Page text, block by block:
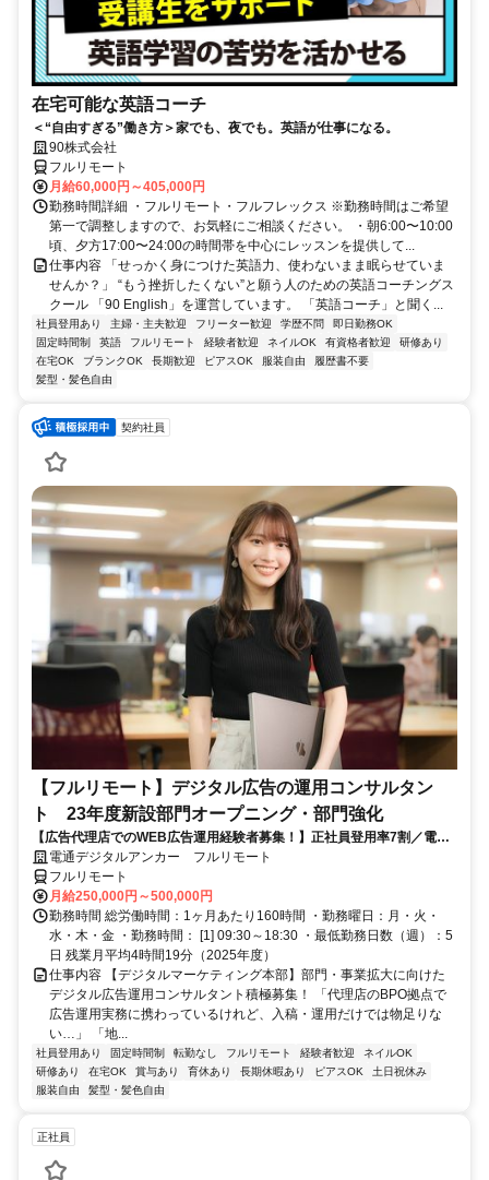
在宅可能な英語コーチ
＜“自由すぎる”働き方＞家でも、夜でも。英語が仕事になる。
90株式会社
フルリモート
月給60,000円～405,000円
勤務時間詳細 ・フルリモート・フルフレックス ※勤務時間はご希望
第一で調整しますので、お気軽にご相談ください。 ・朝6:00〜10:00
頃、夕方17:00〜24:00の時間帯を中心にレッスンを提供して...
仕事内容 「せっかく身につけた英語力、使わないまま眠らせていま
せんか？」 “もう挫折したくない”と願う人のための英語コーチングス
クール 「90 English」を運営しています。 「英語コーチ」と聞く...
社員登用あり 主婦・主夫歓迎 フリーター歓迎 学歴不問
即日勤務OK
固定時間制
英語 フルリモート 経験者歓迎 ネイルOK 有資格者歓迎
研修あり
在宅OK
ブランクOK 長期歓迎 ピアスOK 服装自由
履歴書不要
髪型・髪色自由
契約社員
【フルリモート】デジタル広告の運用コンサルタン
ト 23年度新設部門オープニング・部門強化
【広告代理店でのWEB広告運用経験者募集！】正社員登用率7割／電通
G／全国×完全在宅／年休126日・土日祝休み／残業月平均4時間19分
電通デジタルアンカー フルリモート
フルリモート
月給250,000円～500,000円
勤務時間 総労働時間：1ヶ月あたり160時間 ・勤務曜日：月・火・
水・木・金 ・勤務時間： [1] 09:30～18:30 ・最低勤務日数（週）：5
日 残業月平均4時間19分（2025年度）
仕事内容 【デジタルマーケティング本部】部門・事業拡大に向けた
デジタル広告運用コンサルタント積極募集！ 「代理店のBPO拠点で
広告運用実務に携わっているけれど、入稿・運用だけでは物足りな
い…」 「地...
社員登用あり 固定時間制 転勤なし フルリモート 経験者歓迎
ネイルOK
研修あり
在宅OK 賞与あり 育休あり 長期休暇あり ピアスOK
土日祝休み
服装自由
髪型・髪色自由
正社員